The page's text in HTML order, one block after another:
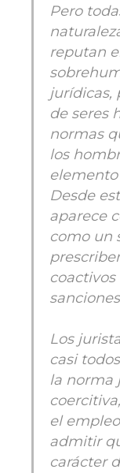
Pero
reputan
jurídicas,
de seres
normas
los
Desde
aparece
como un
Los
casi
la norma
el
admitir
carácter